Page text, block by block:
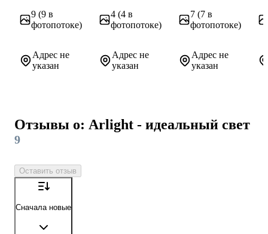
9 (9 в
фотопотоке)
Адрес не
указан
4 (4 в
фотопотоке)
Адрес не
указан
7 (7 в
фотопотоке)
Адрес не
указан
Отзывы о: Arlight - идеальный свет
9
Оставить отзыв
Сначала новые